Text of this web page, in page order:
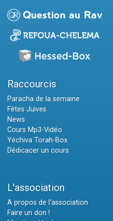
Raccourcis
Paracha de la semaine
Fêtes Juives
News
Cours Mp3-Vidéo
Yéchiva Torah-Box
Dédicacer un cours
L'association
A propos de l'association
Faire un don !